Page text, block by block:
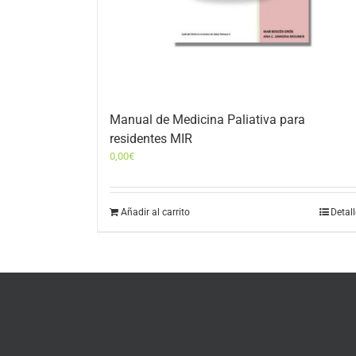
Manual de Medicina Paliativa para
residentes MIR
0,00€
Añadir al carrito